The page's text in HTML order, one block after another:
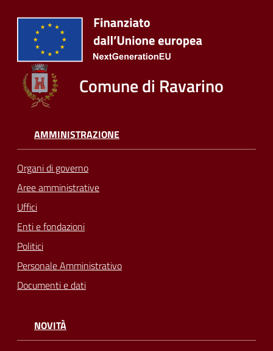
Comune di Ravarino
AMMINISTRAZIONE
Organi di governo
Aree amministrative
Uffici
Enti e fondazioni
Politici
Personale Amministrativo
Documenti e dati
NOVITÀ